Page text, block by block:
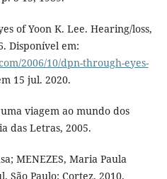
of Yoon K. Lee. Hearing/loss,
Disponível em:
2006/10/dpn-through-eyes-
15 jul. 2020.
viagem ao mundo dos
das Letras, 2005.
MENEZES, Maria Paula
São Paulo: Cortez, 2010.